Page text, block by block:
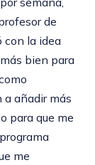
de
con la idea
bien para
a añadir más
para que me
me